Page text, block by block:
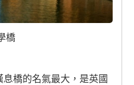
橋
橋的名氣最大，是英國